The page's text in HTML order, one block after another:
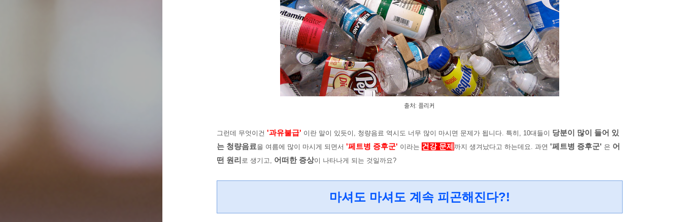
출처: 플리커
그런데 무엇이건 '과유불급' 이란 말이 있듯이, 청량음료 역시도 너무 많이 마시면 문제가 됩니다. 특히, 10대들이 당분이 많이 들어 있
는 청량음료 을 여름에 많이 마시게 되면서 '페트병 증후군' 이라는 건강 문제 까지 생겨났다고 하는데요. 과연 '페트병 증후군' 은 어
떤 원리 로 생기고, 어떠한 증상이 나타나게 되는 것일까요?
마셔도 마셔도 계속 피곤해진다?!